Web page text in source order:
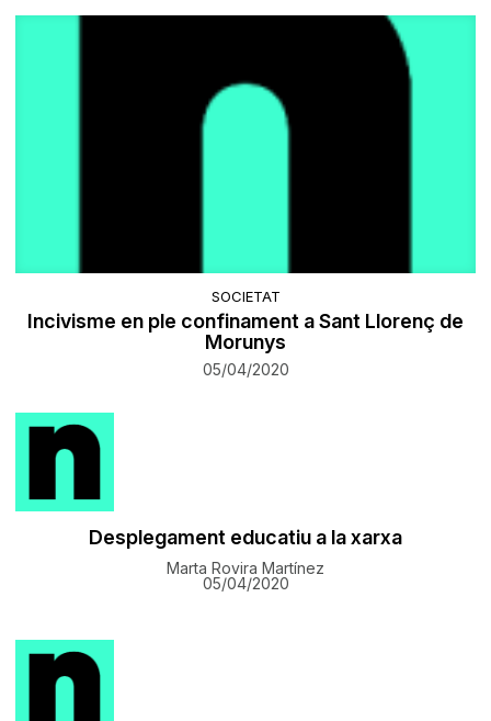
SOCIETAT
Incivisme en ple confinament a Sant Llorenç de
Morunys
05/04/2020
Desplegament educatiu a la xarxa
Marta Rovira Martínez
05/04/2020